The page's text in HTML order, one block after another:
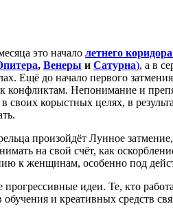
это начало летнего
, Венеры и Сатурна), а в
Ещё до начало первого
конфликтам. Непонимание и
в своих корыстных целях, в
произойдёт Лунное
на свой счёт, как
к женщинам, особенно под
идеи. Те, кто
и креативных средств